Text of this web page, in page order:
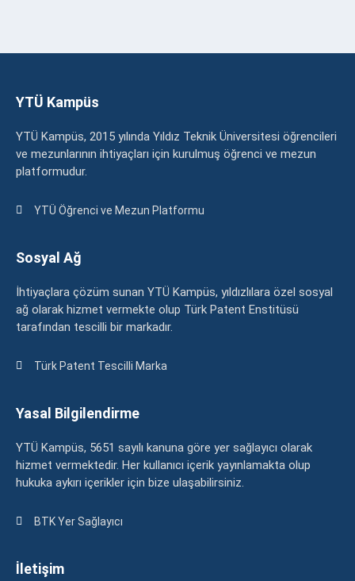
YTÜ Kampüs
YTÜ Kampüs, 2015 yılında Yıldız Teknik Üniversitesi öğrencileri
ve mezunlarının ihtiyaçları için kurulmuş öğrenci ve mezun
platformudur.
YTÜ Öğrenci ve Mezun Platformu
Sosyal Ağ
İhtiyaçlara çözüm sunan YTÜ Kampüs, yıldızlılara özel sosyal
ağ olarak hizmet vermekte olup Türk Patent Enstitüsü
tarafından tescilli bir markadır.
Türk Patent Tescilli Marka
Yasal Bilgilendirme
YTÜ Kampüs, 5651 sayılı kanuna göre yer sağlayıcı olarak
hizmet vermektedir. Her kullanıcı içerik yayınlamakta olup
hukuka aykırı içerikler için bize ulaşabilirsiniz.
BTK Yer Sağlayıcı
İletişim